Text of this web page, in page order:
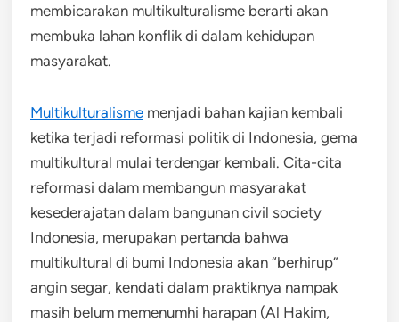
membicarakan multikulturalisme berarti akan
membuka lahan konflik di dalam kehidupan
masyarakat.
Multikulturalisme menjadi bahan kajian kembali
ketika terjadi reformasi politik di Indonesia, gema
multikultural mulai terdengar kembali. Cita-cita
reformasi dalam membangun masyarakat
kesederajatan dalam bangunan civil society
Indonesia, merupakan pertanda bahwa
multikultural di bumi Indonesia akan “berhirup”
angin segar, kendati dalam praktiknya nampak
masih belum memenumhi harapan (Al Hakim,